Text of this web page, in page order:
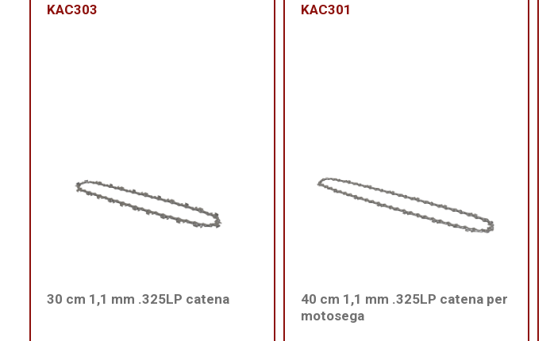
KAC303
30 cm 1,1 mm .325LP catena
KAC301
40 cm 1,1 mm .325LP catena per
motosega